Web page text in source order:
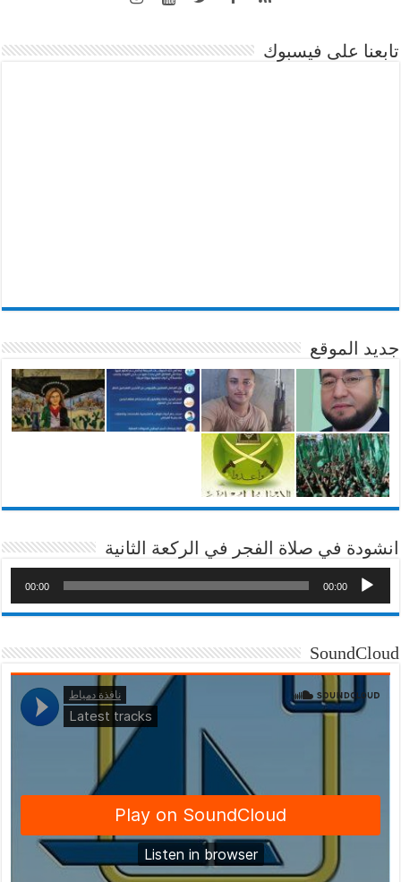
تابعنا على فيسبوك
جديد الموقع
انشودة في صلاة الفجر في الركعة الثانية
00:00
00:00
SoundCloud